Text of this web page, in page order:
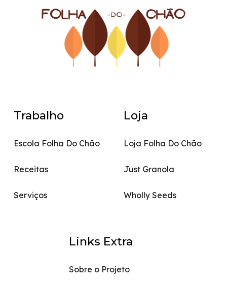
Trabalho
Escola Folha Do Chão
Receitas
Serviços
Loja
Loja Folha Do Chão
Just Granola
Wholly Seeds
Links Extra
Sobre o Projeto